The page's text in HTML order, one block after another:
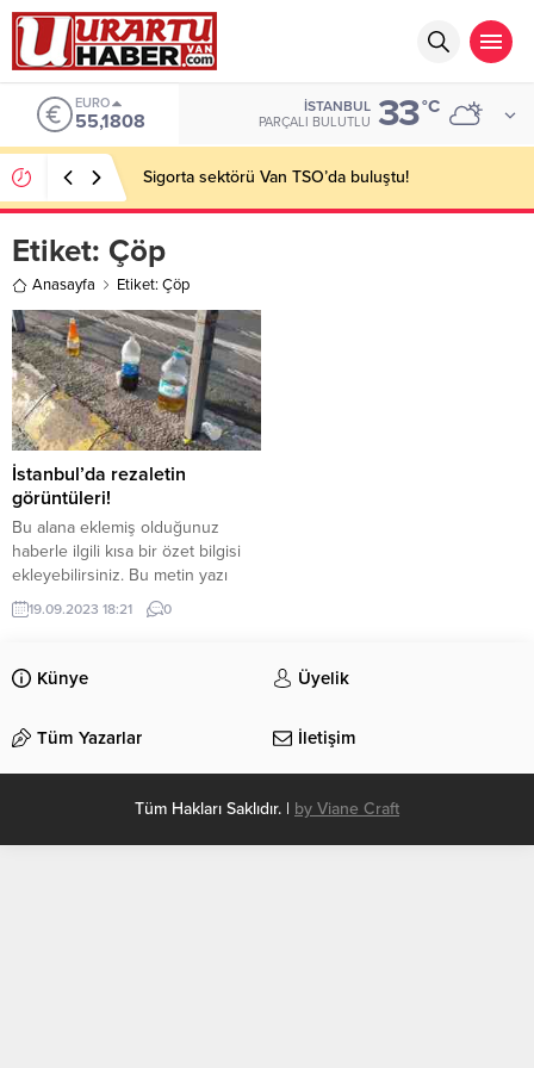
EURO
55,1808
İSTANBUL
PARÇALI BULUTLU 33°C
Sigorta sektörü Van TSO’da buluştu!
Etiket: Çöp
Anasayfa Etiket: Çöp
İstanbul’da rezaletin
görüntüleri!
Bu alana eklemiş olduğunuz
haberle ilgili kısa bir özet bilgisi
ekleyebilirsiniz. Bu metin yazı
düzenleme sayfasında “Özet”
bölümünden eklenebilir. Özet
olarak bu şekilde gösterilir,
eklenmemişse bu alan boş kalır.
19.09.2023 18:21 0
Künye Üyelik
Tüm Yazarlar İletişim
Tüm Hakları Saklıdır. | by Viane Craft